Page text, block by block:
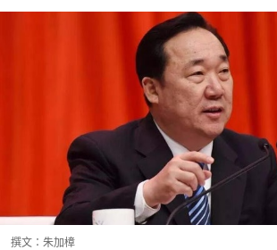
撰文： 朱加樟